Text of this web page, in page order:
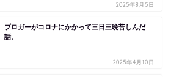
2025年8月5日
ブロガーがコロナにかかって三日三晩苦しんだ
話。
2025年4月10日